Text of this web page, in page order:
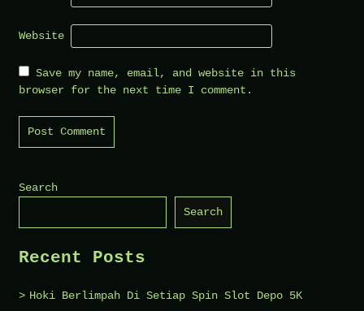
Website
Save my name, email, and website in this
browser for the next time I comment.
Search
Search
Recent Posts
Hoki Berlimpah Di Setiap Spin Slot Depo 5K